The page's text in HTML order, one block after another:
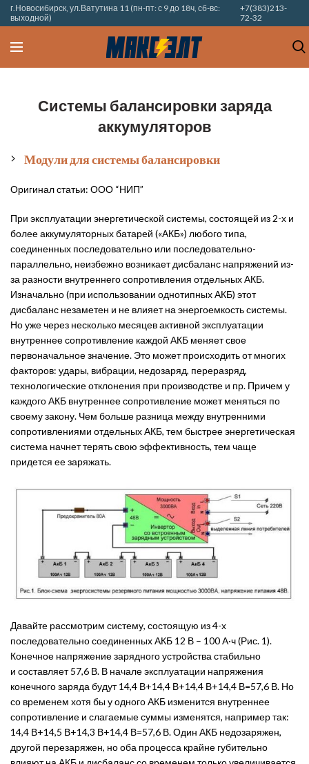
г.Новосибирск, ул.Ватутина 11 (пн-пт: с 9 до 18ч, сб-вс:
выходной)
+7(383)213-
72-32
Системы балансировки заряда
аккумуляторов
Модули для системы балансировки
Оригинал статьи: ООО “НИП”
При эксплуатации энергетической системы, состоящей из 2-х и
более аккумуляторных батарей («АКБ») любого типа,
соединенных последовательно или последовательно-
параллельно, неизбежно возникает дисбаланс напряжений из-
за разности внутреннего сопротивления отдельных АКБ.
Изначально (при использовании однотипных АКБ) этот
дисбаланс незаметен и не влияет на энергоемкость системы.
Но уже через несколько месяцев активной эксплуатации
внутреннее сопротивление каждой АКБ меняет свое
первоначальное значение. Это может происходить от многих
факторов: удары, вибрации, недозаряд, переразряд,
технологические отклонения при производстве и пр. Причем у
каждого АКБ внутреннее сопротивление может меняться по
своему закону. Чем больше разница между внутренними
сопротивлениями отдельных АКБ, тем быстрее энергетическая
система начнет терять свою эффективность, тем чаще
придется ее заряжать.
Давайте рассмотрим систему, состоящую из 4-х
последовательно соединенных АКБ 12 В – 100 А·ч (Рис. 1).
Конечное напряжение зарядного устройства стабильно
и составляет 57,6 В. В начале эксплуатации напряжения
конечного заряда будут 14,4 В+14,4 В+14,4 В+14,4 В=57,6 В. Но
со временем хотя бы у одного АКБ изменится внутреннее
сопротивление и слагаемые суммы изменятся, например так:
14,4 В+14,5 В+14,3 В+14,4 В=57,6 В. Один АКБ недозаряжен,
другой перезаряжен, но оба процесса крайне губительно